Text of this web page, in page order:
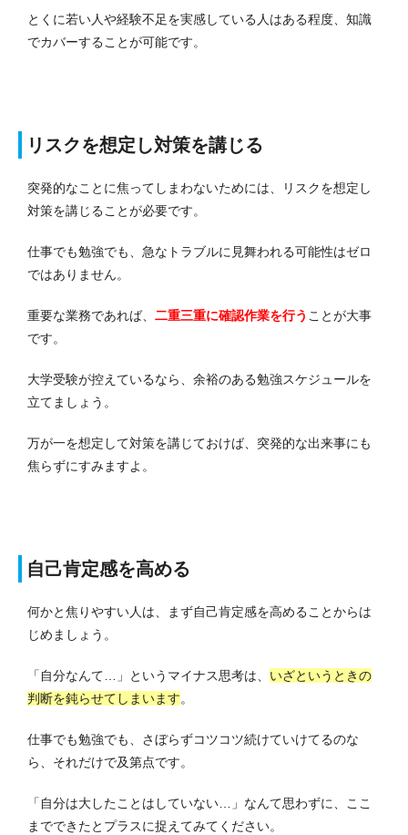
とくに若い人や経験不足を実感している人はある程度、知識
でカバーすることが可能です。
リスクを想定し対策を講じる
突発的なことに焦ってしまわないためには、リスクを想定し
対策を講じることが必要です。
仕事でも勉強でも、急なトラブルに見舞われる可能性はゼロ
ではありません。
重要な業務であれば、 二重三重に確認作業を行う ことが大事
です。
大学受験が控えているなら、余裕のある勉強スケジュールを
立てましょう。
万が一を想定して対策を講じておけば、突発的な出来事にも
焦らずにすみますよ。
自己肯定感を高める
何かと焦りやすい人は、まず自己肯定感を高めることからは
じめましょう。
「自分なんて…」というマイナス思考は、 いざというときの
判断を鈍らせてしまいます。
仕事でも勉強でも、さぼらずコツコツ続けていけてるのな
ら、それだけで及第点です。
「自分は大したことはしていない…」なんて思わずに、ここ
までできたとプラスに捉えてみてください。